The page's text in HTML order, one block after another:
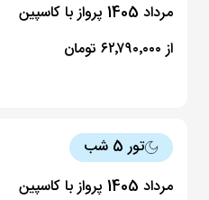
مرداد 1405 پرواز با کاسپین
از ۶۲٬۷۹۰٬۰۰۰ تومان
تور 5 شب
مرداد 1405 پرواز با کاسپین